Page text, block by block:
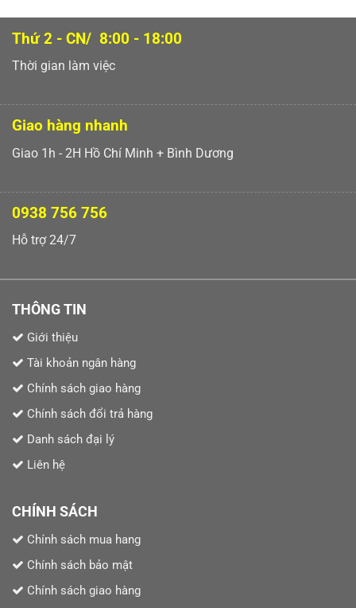
Thứ 2 - CN/ 8:00 - 18:00
Thời gian làm việc
Giao hàng nhanh
Giao 1h - 2H Hồ Chí Minh + Bình Dương
0938 756 756
Hỗ trợ 24/7
THÔNG TIN
Giới thiệu
Tài khoản ngân hàng
Chính sách giao hàng
Chính sách đổi trả hàng
Danh sách đại lý
Liên hệ
CHÍNH SÁCH
Chính sách mua hang
Chính sách bảo mật
Chính sách giao hàng